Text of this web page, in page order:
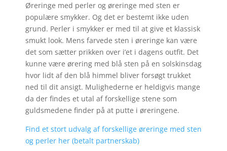
Øreringe med perler og øreringe med sten er
populære smykker. Og det er bestemt ikke uden
grund. Perler i smykker er med til at give et klassisk
smukt look. Mens farvede sten i øreringe kan være
det som sætter prikken over i’et i dagens outfit. Det
kunne være ørering med blå sten på en solskinsdag
hvor lidt af den blå himmel bliver forsøgt trukket
ned til dit ansigt. Mulighederne er heldigvis mange
da der findes et utal af forskellige stene som
guldsmedene finder på at putte i øreringene.
Find et stort udvalg af forskellige øreringe med sten
og perler her (betalt partnerskab)